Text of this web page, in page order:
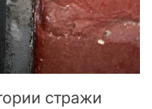
стражи